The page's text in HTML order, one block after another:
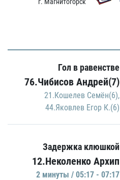
Гол в равенстве
76.Чибисов Андрей(7)
21.Кошелев Семён(6),
44.Яковлев Егор К.(6)
Задержка клюшкой
12.Неколенко Архип
2 минуты / 05:17 - 07:17